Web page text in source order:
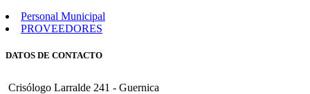
Personal Municipal
PROVEEDORES
DATOS DE CONTACTO
Crisólogo Larralde 241 - Guernica